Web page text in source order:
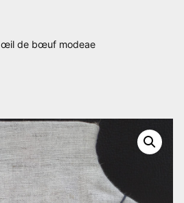
œil de bœuf modeae